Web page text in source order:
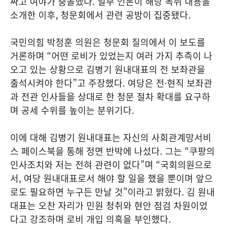
소개한 이후, 청문회에서 관련 공방이 집중됐다.
국민의힘 박정훈 의원은 청문회 질의에서 이 보도를
거론하며 “어떤 로비가 있었는지 여러 가지 추측이 나
오고 있는 상황으로 김병기 원내대표의 전 보좌관을
출석시켜야 한다”고 주장했다. 여당은 전·현직 보좌관
과 전관 인사들을 상대로 한 청문 절차 확대를 요구하
며 공세 수위를 높이는 분위기다.
이에 대해 김병기 원내대표는 자신의 사회관계망서비
스 페이스북을 통해 정면 반박에 나섰다. 그는 “쿠팡의
인사조치와 저는 전혀 관련이 없다”며 “국회의원으로
서, 여당 원내대표로서 해야 할 일을 했을 뿐이며 앞으
로도 필요하면 누구든 만날 것”이라고 밝혔다. 김 원내
대표는 오찬 자리가 민원 청취와 현안 점검 차원이었
다고 강조하며 로비 개입 의혹을 부인했다.